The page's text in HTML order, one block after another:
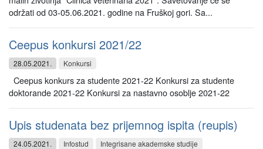
održati od 03-05.06.2021. godine na Fruškoj gori. Sa...
Ceepus konkursi 2021/22
28.05.2021. Konkursi
Ceepus konkurs za studente 2021-22 Konkursi za studente
doktorande 2021-22 Konkursi za nastavno osoblje 2021-22
Upis studenata bez prijemnog ispita (reupis)
24.05.2021. Infostud Integrisane akademske studije